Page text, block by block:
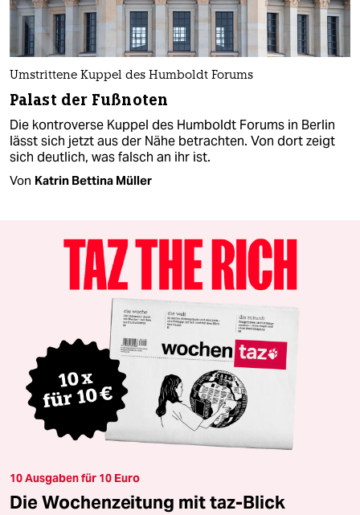
Umstrittene Kuppel des Humboldt Forums
Palast der Fußnoten
Die kontroverse Kuppel des Humboldt Forums in Berlin
lässt sich jetzt aus der Nähe betrachten. Von dort zeigt
sich deutlich, was falsch an ihr ist.
Von Katrin Bettina Müller
10 Ausgaben für 10 Euro
Die Wochenzeitung mit taz-Blick